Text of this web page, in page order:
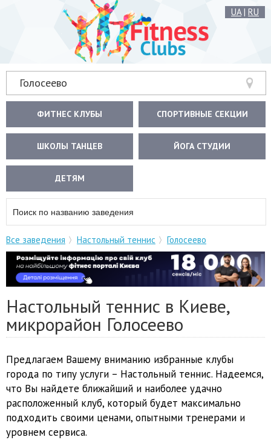
UA| RU
Голосеево
ФИТНЕС КЛУБЫ СПОРТИВНЫЕ СЕКЦИИ
ШКОЛЫ ТАНЦЕВ ЙОГА СТУДИИ
ДЕТЯМ
Все заведения Настольный теннис Голосеево
Настольный теннис в Киеве,
микрорайон Голосеево
Предлагаем Вашему вниманию избранные клубы
города по типу услуги – Настольный теннис. Надеемся,
что Вы найдете ближайший и наиболее удачно
расположенный клуб, который будет максимально
подходить своими ценами, опытными тренерами и
уровнем сервиса.